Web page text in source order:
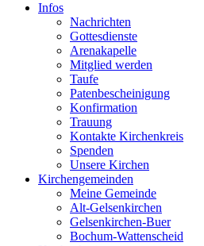
Infos
Nachrichten
Gottesdienste
Arenakapelle
Mitglied werden
Taufe
Patenbescheinigung
Konfirmation
Trauung
Kontakte Kirchenkreis
Spenden
Unsere Kirchen
Kirchengemeinden
Meine Gemeinde
Alt-Gelsenkirchen
Gelsenkirchen-Buer
Bochum-Wattenscheid